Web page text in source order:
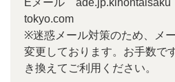
Eメール ade.jp.kihontaisaku
tokyo.com
※迷惑メール対策のため、メ
変更しております。お手数で
き換えてご利用ください。